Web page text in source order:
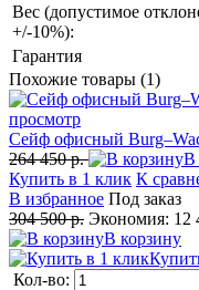
Вес (допустимое
+/-10%):
Гарантия
Похожие товары (1)
просмотр
Сейф офисный
264 450 р.
В
Купить в 1 клик К
В избранное Под заказ
304 500 р. Экономия: 12
В корзину
Кол-во: